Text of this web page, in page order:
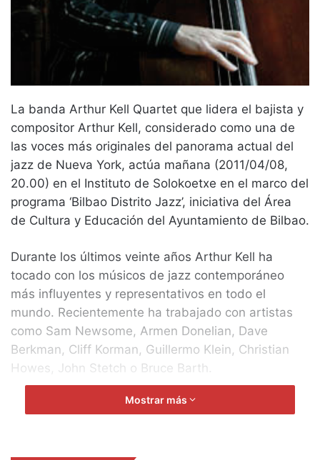
La banda Arthur Kell Quartet que lidera el bajista y
compositor Arthur Kell, considerado como una de
las voces más originales del panorama actual del
jazz de Nueva York, actúa mañana (2011/04/08,
20.00) en el Instituto de Solokoetxe en el marco del
programa ‘Bilbao Distrito Jazz’, iniciativa del Área
de Cultura y Educación del Ayuntamiento de Bilbao.
Durante los últimos veinte años Arthur Kell ha
tocado con los músicos de jazz contemporáneo
más influyentes y representativos en todo el
mundo. Recientemente ha trabajado con artistas
como Sam Newsome, Armen Donelian, Dave
Berkman, Cliff Korman, Guillermo Klein, Christian
Howes, John Stetch o Bruce Barth.
El programa ‘Bilbao Distrito Jazz’ persigue diversos
Mostrar más